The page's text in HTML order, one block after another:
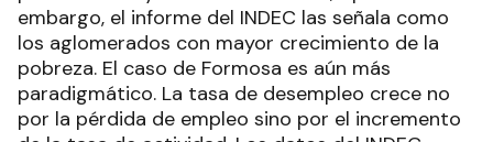
embargo, el informe del INDEC las señala como
los aglomerados con mayor crecimiento de la
pobreza. El caso de Formosa es aún más
paradigmático. La tasa de desempleo crece no
por la pérdida de empleo sino por el incremento